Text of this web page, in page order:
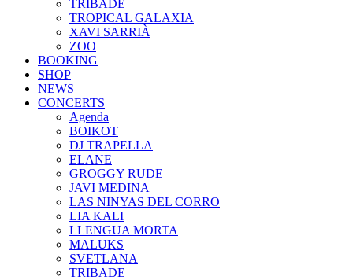
TRIBADE
TROPICAL GALAXIA
XAVI SARRIÀ
ZOO
BOOKING
SHOP
NEWS
CONCERTS
Agenda
BOIKOT
DJ TRAPELLA
ELANE
GROGGY RUDE
JAVI MEDINA
LAS NINYAS DEL CORRO
LIA KALI
LLENGUA MORTA
MALUKS
SVETLANA
TRIBADE